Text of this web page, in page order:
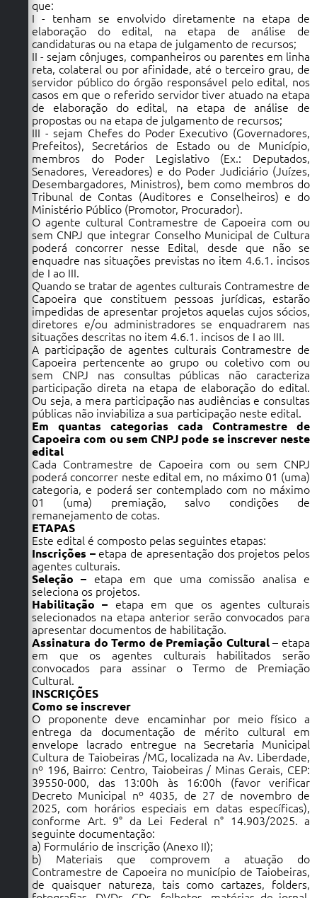
que:
I - tenham se envolvido diretamente na etapa de
elaboração do edital, na etapa de análise de
candidaturas ou na etapa de julgamento de recursos;
II - sejam cônjuges, companheiros ou parentes em linha
reta, colateral ou por afinidade, até o terceiro grau, de
servidor público do órgão responsável pelo edital, nos
casos em que o referido servidor tiver atuado na etapa
de elaboração do edital, na etapa de análise de
propostas ou na etapa de julgamento de recursos;
III - sejam Chefes do Poder Executivo (Governadores,
Prefeitos), Secretários de Estado ou de Município,
membros do Poder Legislativo (Ex.: Deputados,
Senadores, Vereadores) e do Poder Judiciário (Juízes,
Desembargadores, Ministros), bem como membros do
Tribunal de Contas (Auditores e Conselheiros) e do
Ministério Público (Promotor, Procurador).
O agente cultural Contramestre de Capoeira com ou
sem CNPJ que integrar Conselho Municipal de Cultura
poderá concorrer nesse Edital, desde que não se
enquadre nas situações previstas no item 4.6.1. incisos
de I ao III.
Quando se tratar de agentes culturais Contramestre de
Capoeira que constituem pessoas jurídicas, estarão
impedidas de apresentar projetos aquelas cujos sócios,
diretores e/ou administradores se enquadrarem nas
situações descritas no item 4.6.1. incisos de I ao III.
A participação de agentes culturais Contramestre de
Capoeira pertencente ao grupo ou coletivo com ou
sem CNPJ nas consultas públicas não caracteriza
participação direta na etapa de elaboração do edital.
Ou seja, a mera participação nas audiências e consultas
públicas não inviabiliza a sua participação neste edital.
Em quantas categorias cada Contramestre de
Capoeira com ou sem CNPJ pode se inscrever neste
edital
Cada Contramestre de Capoeira com ou sem CNPJ
poderá concorrer neste edital em, no máximo 01 (uma)
categoria, e poderá ser contemplado com no máximo
01 (uma) premiação, salvo condições de
remanejamento de cotas.
ETAPAS
Este edital é composto pelas seguintes etapas:
Inscrições – etapa de apresentação dos projetos pelos
agentes culturais.
Seleção – etapa em que uma comissão analisa e
seleciona os projetos.
Habilitação – etapa em que os agentes culturais
selecionados na etapa anterior serão convocados para
apresentar documentos de habilitação.
Assinatura do Termo de Premiação Cultural– etapa
em que os agentes culturais habilitados serão
convocados para assinar o Termo de Premiação
Cultural.
INSCRIÇÕES
Como se inscrever
O proponente deve encaminhar por meio físico a
entrega da documentação de mérito cultural em
envelope lacrado entregue na Secretaria Municipal
Cultura de Taiobeiras /MG, localizada na Av. Liberdade,
nº 196, Bairro: Centro, Taiobeiras / Minas Gerais, CEP:
39550-000, das 13:00h às 16:00h (favor verificar
Decreto Municipal nº 4035, de 27 de novembro de
2025, com horários especiais em datas específicas),
conforme Art. 9° da Lei Federal n° 14.903/2025. a
seguinte documentação:
a) Formulário de inscrição (Anexo II);
b) Materiais que comprovem a atuação do
Contramestre de Capoeira no município de Taiobeiras,
de quaisquer natureza, tais como cartazes, folders,